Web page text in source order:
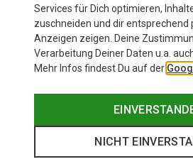
Services für Dich optimieren,
zuschneiden und dir entsprechend
Anzeigen zeigen. Deine
Verarbeitung Deiner Daten u.a.
Mehr Infos findest Du auf der
NICHT